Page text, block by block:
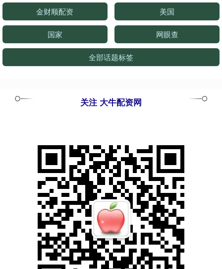
金财顺配资 美国
国家 网眼查
全部话题标签
关注 大牛配资网